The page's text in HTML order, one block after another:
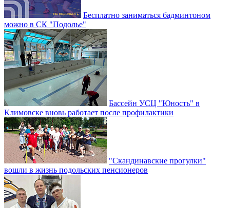
Бесплатно заниматься бадминтоном
можно в СК "Подолье"
Бассейн УСЦ "Юность" в
Климовске вновь работает после профилактики
"Скандинавские прогулки"
вошли в жизнь подольских пенсионеров